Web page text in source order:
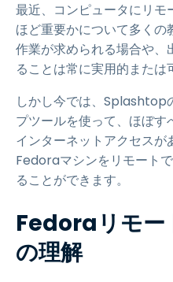
最近、コンピュータにリ
ほど重要かについて多く
作業が求められる場合や、
ることは常に実用的または
しかし今では、Splashtop
プツールを使って、ほぼす
インターネットアクセスが
Fedoraマシンをリモート
ることができます。
Fedoraリモー
の理解